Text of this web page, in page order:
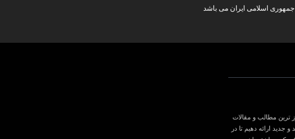
اسلامی ایران می باشد
ترین مطالب و مقالات
جدید ارائه دهیم تا در